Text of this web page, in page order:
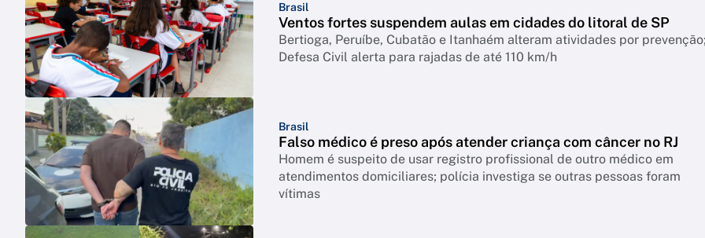
Brasil
Ventos fortes suspendem aulas em cidades do litoral de SP
Bertioga, Peruíbe, Cubatão e Itanhaém alteram atividades por
Defesa Civil alerta para rajadas de até 110 km/h
Brasil
Falso médico é preso após atender criança com câncer no RJ
Homem é suspeito de usar registro profissional de outro médico em
atendimentos domiciliares; polícia investiga se outras pessoas foram
vítimas